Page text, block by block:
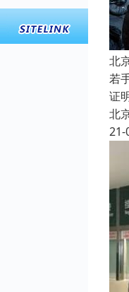
北
若
证
北
21-